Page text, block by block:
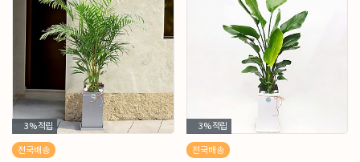
3%적립
전국배송
3%적립
전국배송